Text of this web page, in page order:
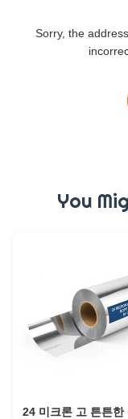
Sorry, the
You
24 미크론 고 튼튼한